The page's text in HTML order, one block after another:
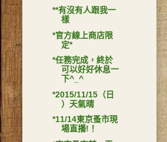
**有沒有人跟我一
樣
*官方線上商店限
定*
*任務完成，終於
可以好好休息一
下^_^
*2015/11/15（日
）天氣晴
*11/14東京蚤市現
場直播!！